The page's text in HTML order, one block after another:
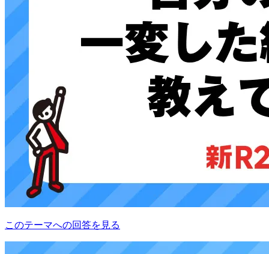
このテーマへの回答を見る